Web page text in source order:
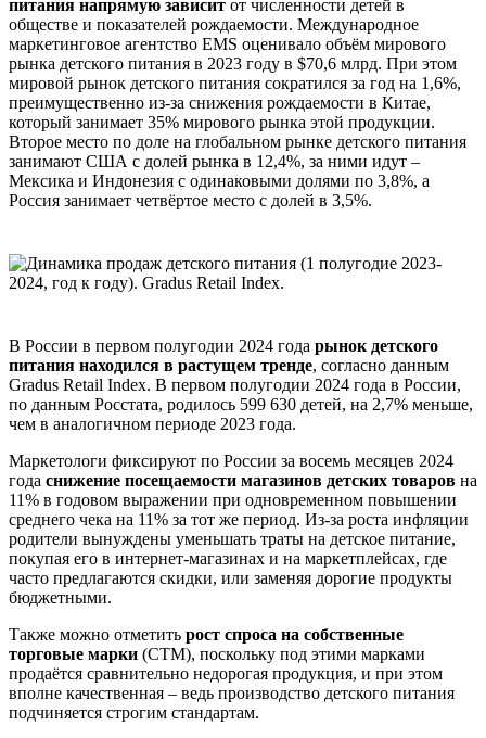
питания напрямую зависит от численности детей в
обществе и показателей рождаемости. Международное
маркетинговое агентство EMS оценивало объём мирового
рынка детского питания в 2023 году в $70,6 млрд. При этом
мировой рынок детского питания сократился за год на 1,6%,
преимущественно из-за снижения рождаемости в Китае,
который занимает 35% мирового рынка этой продукции.
Второе место по доле на глобальном рынке детского питания
занимают США с долей рынка в 12,4%, за ними идут –
Мексика и Индонезия с одинаковыми долями по 3,8%, а
Россия занимает четвёртое место с долей в 3,5%.
В России в первом полугодии 2024 года рынок детского
питания находился в растущем тренде, согласно данным
Gradus Retail Index. В первом полугодии 2024 года в России,
по данным Росстата, родилось 599 630 детей, на 2,7% меньше,
чем в аналогичном периоде 2023 года.
Маркетологи фиксируют по России за восемь месяцев 2024
года снижение посещаемости магазинов детских товаров на
11% в годовом выражении при одновременном повышении
среднего чека на 11% за тот же период. Из-за роста инфляции
родители вынуждены уменьшать траты на детское питание,
покупая его в интернет-магазинах и на маркетплейсах, где
часто предлагаются скидки, или заменяя дорогие продукты
бюджетными.
Также можно отметить рост спроса на собственные
торговые марки (СТМ), поскольку под этими марками
продаётся сравнительно недорогая продукция, и при этом
вполне качественная – ведь производство детского питания
подчиняется строгим стандартам.